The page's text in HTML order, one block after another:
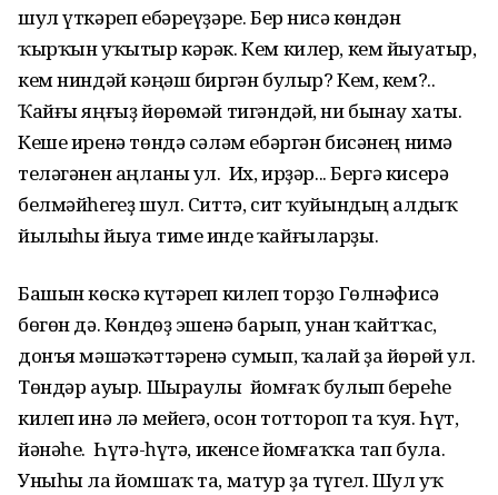
шул үткәреп ебәреүҙәре. Бер нисә көндән
ҡырҡын уҡытыр кәрәк. Кем килер, кем йыуатыр,
кем ниндәй кәңәш биргән булыр? Кем, кем?..
Ҡайғы яңғыҙ йөрөмәй тигәндәй, ни бынау хаты.
Кеше иренә төндә сәләм ебәргән бисәнең нимә
теләгәнен аңланы ул. Их, ирҙәр... Бергә кисерә
белмәйһегеҙ шул. Ситтә, сит ҡуйындың алдыҡ
йылыһы йыуа тиме инде ҡайғыларҙы.
Башын көскә күтәреп килеп торҙо Гөлнәфисә
бөгөн дә. Көндөҙ эшенә барып, унан ҡайтҡас,
донъя мәшәҡәттәренә сумып, ҡалай ҙа йөрөй ул.
Төндәр ауыр. Шыраулы йомғаҡ булып береһе
килеп инә лә мейегә, осон тоттороп та ҡуя. Һүт,
йәнәһе. Һүтә-һүтә, икенсе йомғаҡҡа тап була.
Уныһы ла йомшаҡ та, матур ҙа түгел. Шул уҡ